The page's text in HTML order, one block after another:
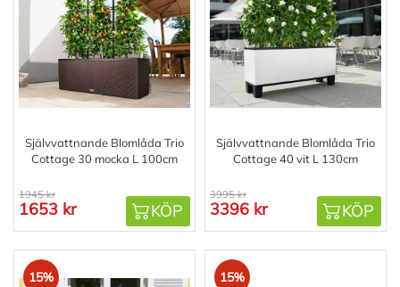
Självvattnande Blomlåda Trio
Cottage 30 mocka L 100cm
1945 kr
1653 kr KÖP
Självvattnande Blomlåda Trio
Cottage 40 vit L 130cm
3995 kr
3396 kr KÖP
15% 15%